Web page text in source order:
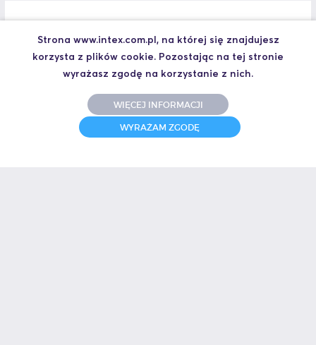
Kontakt
Chcesz otrzymać ofertę albo masz pytanie techniczne? Zadzwoń do
mnie.
Strona www.intex.com.pl, na której się znajdujesz
korzysta z plików cookie. Pozostając na tej stronie
wyrażasz zgodę na korzystanie z nich.
WIĘCEJ INFORMACJI
WYRAŻAM ZGODĘ